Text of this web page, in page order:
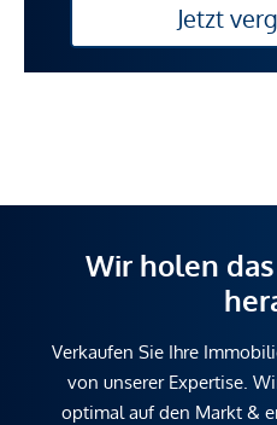
Jetzt
Wir holen
Verkaufen Sie Ihre
von unserer Expertise.
optimal auf den Markt &